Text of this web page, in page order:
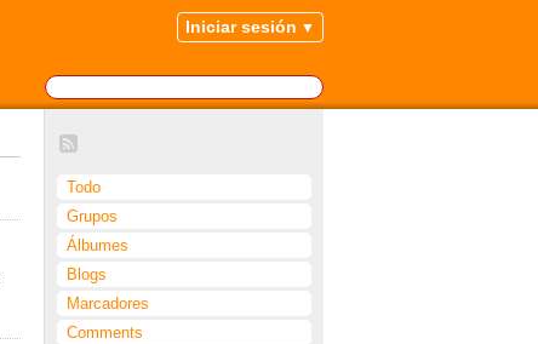
Iniciar sesión
Todo
Grupos
Álbumes
Blogs
Marcadores
Comments